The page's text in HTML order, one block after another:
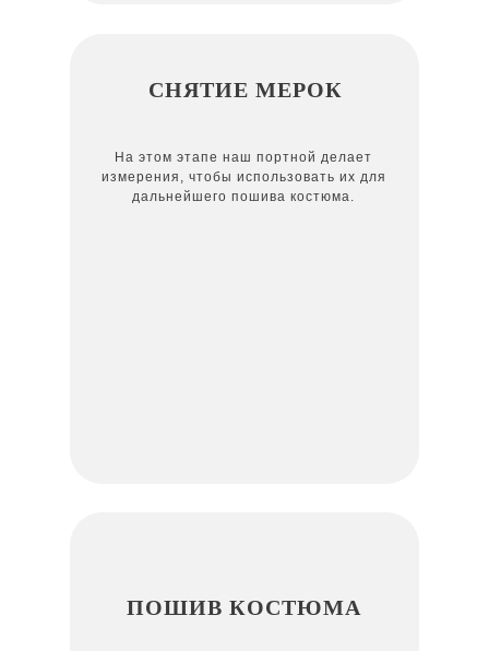
ПОШИВ КОСТЮМА
На этом этапе наш портной делает
измерения, чтобы использовать их для
дальнейшего пошива костюма.
СНЯТИЕ МЕРОК